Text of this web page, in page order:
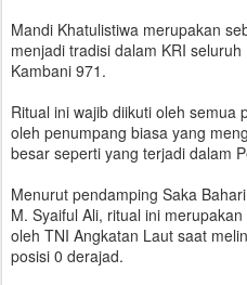
Mandi Khatulistiwa merupakan
menjadi tradisi dalam KRI
Kambani 971.
Ritual ini wajib diikuti oleh semua
oleh penumpang biasa yang
besar seperti yang terjadi dalam
Menurut pendamping Saka
M. Syaiful Ali, ritual ini
oleh TNI Angkatan Laut saat
posisi 0 derajad.